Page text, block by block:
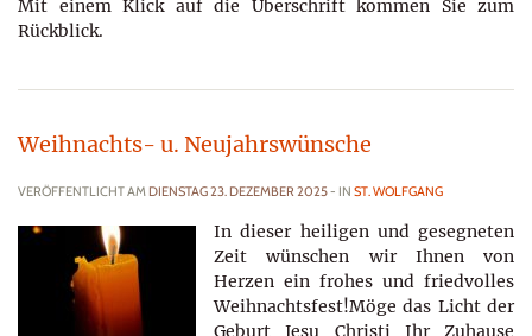
Mit einem Klick auf die Überschrift kommen Sie zum
Rückblick.
Weihnachts- u. Neujahrswünsche
VERÖFFENTLICHT AM DIENSTAG 23. DEZEMBER 2025- IN ST. WOLFGANG
In dieser heiligen und gesegneten
Zeit wünschen wir Ihnen von
Herzen ein frohes und friedvolles
Weihnachtsfest!Möge das Licht der
Geburt Jesu Christi Ihr Zuhause